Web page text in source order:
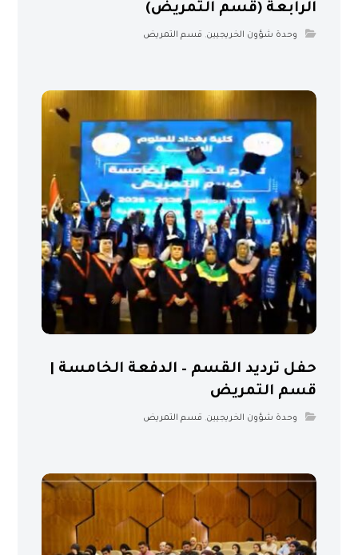
الرابعة (قسم التمريض)
وحدة شؤون الخريجيين, قسم التمريض
حفل ترديد القسم – الدفعة الخامسة |
قسم التمريض
وحدة شؤون الخريجيين, قسم التمريض